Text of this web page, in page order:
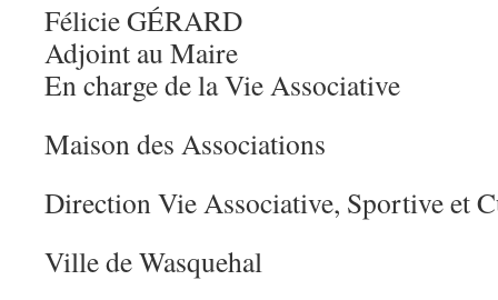
Félicie GÉRARD
Adjoint au Maire
En charge de la Vie Associative
Maison des Associations
Direction Vie Associative, Sportive et
Ville de Wasquehal